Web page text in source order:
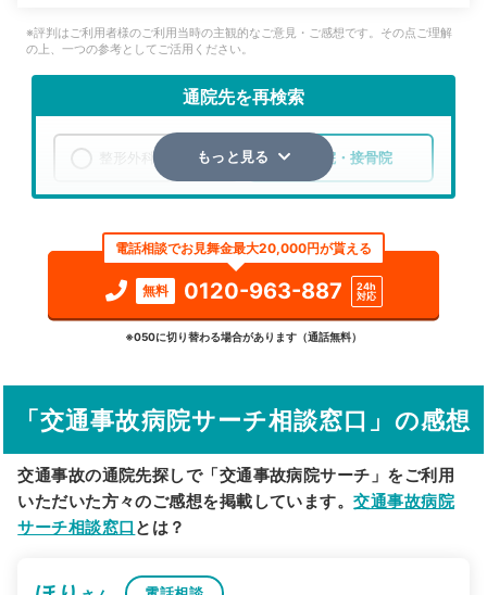
※評判はご利用者様のご利用当時の主観的なご意見・ご感想です。その点ご理解
の上、一つの参考としてご活用ください。
通院先を再検索
整形外科 整骨院・接骨院
検索する
詳細条件で絞り込む
駅から探す 院名から探す
もっと見る
電話相談でお見舞金最大20,000円が貰える
無料 0120-963-887
24h
対応
※050に切り替わる場合があります（通話無料）
「交通事故病院サーチ相談窓口」の感想
交通事故の通院先探しで「交通事故病院サーチ」をご利用
いただいた方々のご感想を掲載しています。交通事故病院
サーチ相談窓口 とは？